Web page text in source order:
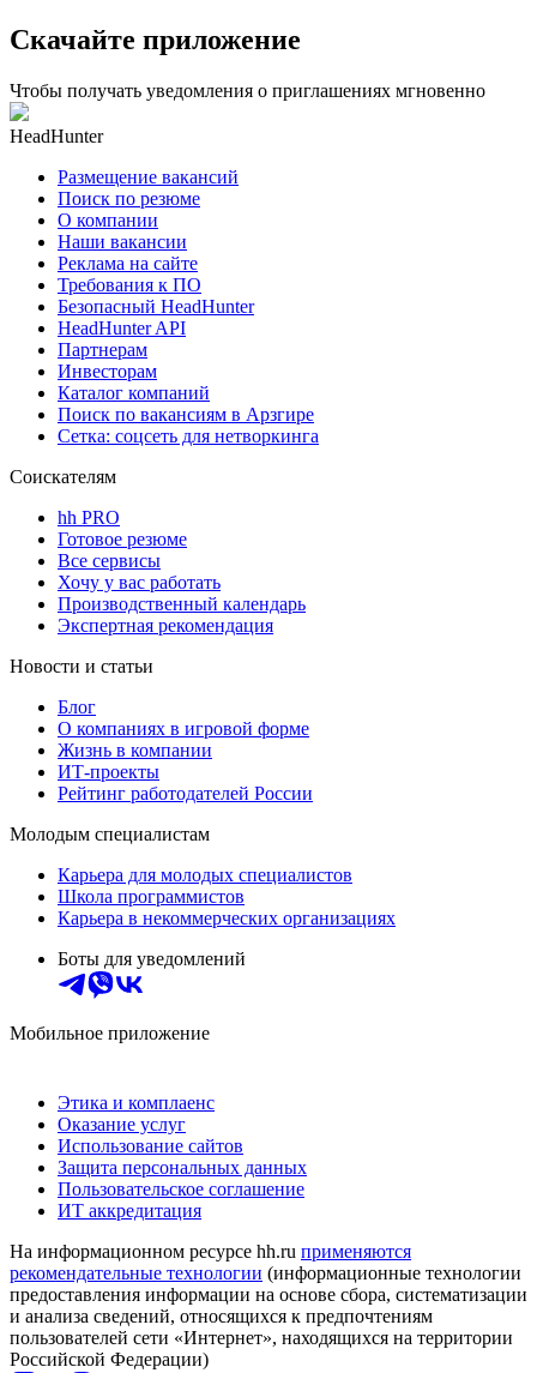
Скачайте приложение
Чтобы получать уведомления о приглашениях мгновенно
HeadHunter
Размещение вакансий
Поиск по резюме
О компании
Наши вакансии
Реклама на сайте
Требования к ПО
Безопасный HeadHunter
HeadHunter API
Партнерам
Инвесторам
Каталог компаний
Поиск по вакансиям в Арзгире
Сетка: соцсеть для нетворкинга
Соискателям
hh PRO
Готовое резюме
Все сервисы
Хочу у вас работать
Производственный календарь
Экспертная рекомендация
Новости и статьи
Блог
О компаниях в игровой форме
Жизнь в компании
ИТ-проекты
Рейтинг работодателей России
Молодым специалистам
Карьера для молодых специалистов
Школа программистов
Карьера в некоммерческих организациях
Боты для уведомлений
Мобильное приложение
Этика и комплаенс
Оказание услуг
Использование сайтов
Защита персональных данных
Пользовательское соглашение
ИТ аккредитация
На информационном ресурсе hh.ru применяются
рекомендательные технологии (информационные технологии
предоставления информации на основе сбора, систематизации
и анализа сведений, относящихся к предпочтениям
пользователей сети «Интернет», находящихся на территории
Российской Федерации)